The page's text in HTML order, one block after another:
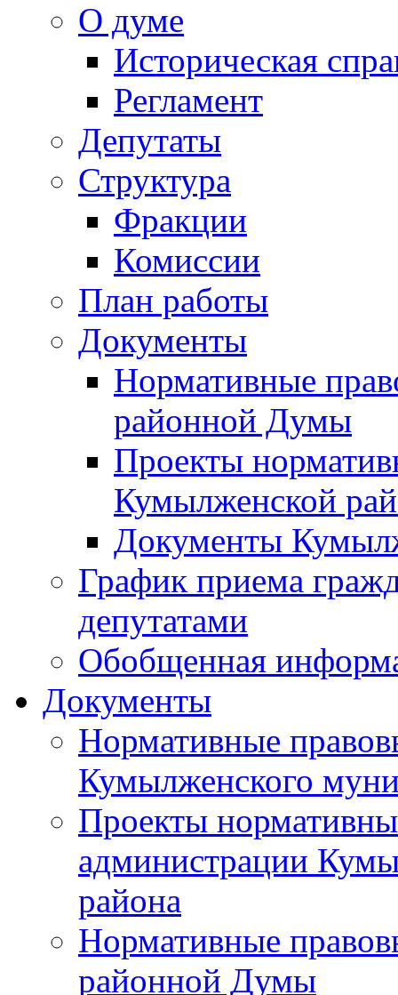
О думе
Историческая
Регламент
Депутаты
Структура
Фракции
Комиссии
План работы
Документы
Нормативные
районной Думы
Проекты
Кумылженской
Документы
График приема
депутатами
Обобщенная
Документы
Нормативные
Кумылженского
Проекты
администрации
района
Нормативные
районной Думы